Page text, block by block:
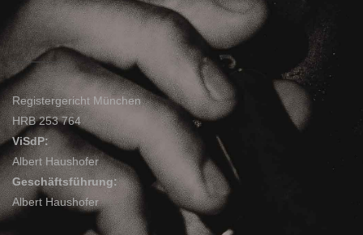
Registergericht München
HRB 253 764
ViSdP:
Albert Haushofer
Geschäftsführung:
Albert Haushofer